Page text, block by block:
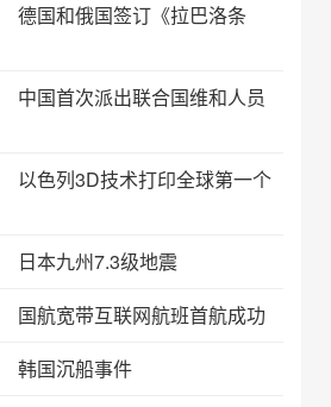
德国和俄国签订《拉巴洛条
中国首次派出联合国维和人员
以色列3D技术打印全球第一个
日本九州7.3级地震
国航宽带互联网航班首航成功
韩国沉船事件